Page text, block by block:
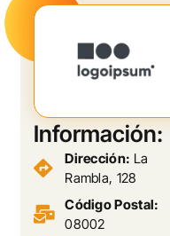
Información:
Dirección: La
Rambla, 128
Código Postal:
08002